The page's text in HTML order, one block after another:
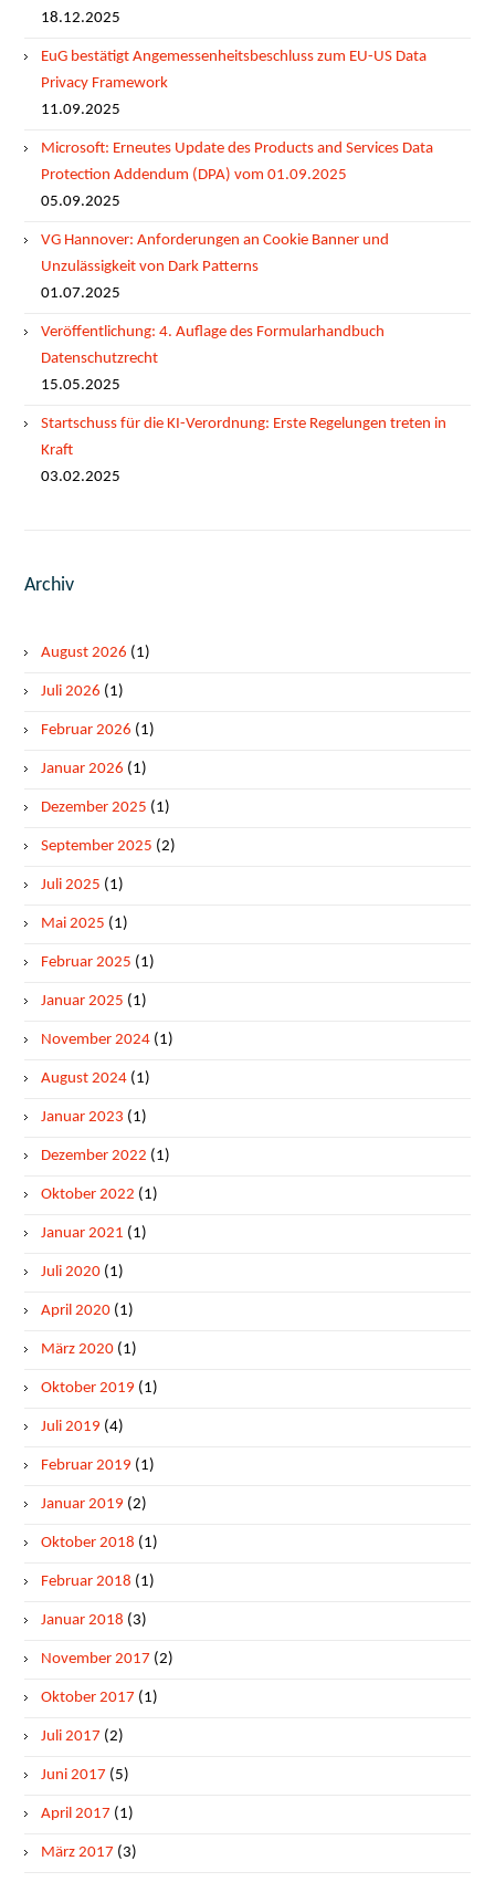
18.12.2025
EuG bestätigt Angemessenheitsbeschluss zum EU-US Data
Privacy Framework
11.09.2025
Microsoft: Erneutes Update des Products and Services Data
Protection Addendum (DPA) vom 01.09.2025
05.09.2025
VG Hannover: Anforderungen an Cookie Banner und
Unzulässigkeit von Dark Patterns
01.07.2025
Veröffentlichung: 4. Auflage des Formularhandbuch
Datenschutzrecht
15.05.2025
Startschuss für die KI-Verordnung: Erste Regelungen treten in
Kraft
03.02.2025
Archiv
August 2026 (1)
Juli 2026 (1)
Februar 2026 (1)
Januar 2026 (1)
Dezember 2025 (1)
September 2025 (2)
Juli 2025 (1)
Mai 2025 (1)
Februar 2025 (1)
Januar 2025 (1)
November 2024 (1)
August 2024 (1)
Januar 2023 (1)
Dezember 2022 (1)
Oktober 2022 (1)
Januar 2021 (1)
Juli 2020 (1)
April 2020 (1)
März 2020 (1)
Oktober 2019 (1)
Juli 2019 (4)
Februar 2019 (1)
Januar 2019 (2)
Oktober 2018 (1)
Februar 2018 (1)
Januar 2018 (3)
November 2017 (2)
Oktober 2017 (1)
Juli 2017 (2)
Juni 2017 (5)
April 2017 (1)
März 2017 (3)